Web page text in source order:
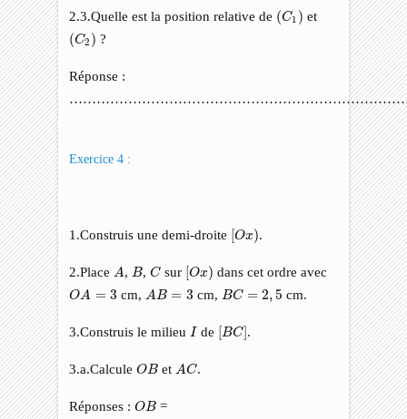
2.3.Quelle est la position relative de (C1 )
(C1 ) et
(C2 )
(C2 ) ?
Réponse :
Exercice 4 :
1.Construis une demi-droite [Ox)
[O ).
2.Place A
A, B
B,C
C sur [Ox)
[O ) dans cet ordre avec
OA = 3
O A cm, AB = 3
A B= cm, BC = 2,5
BC= 5 cm.
3.Construis le milieu II de [BC]
[BC].
3.a.CalculeOB
OB et AC
A C.
Réponses :OB
OB =